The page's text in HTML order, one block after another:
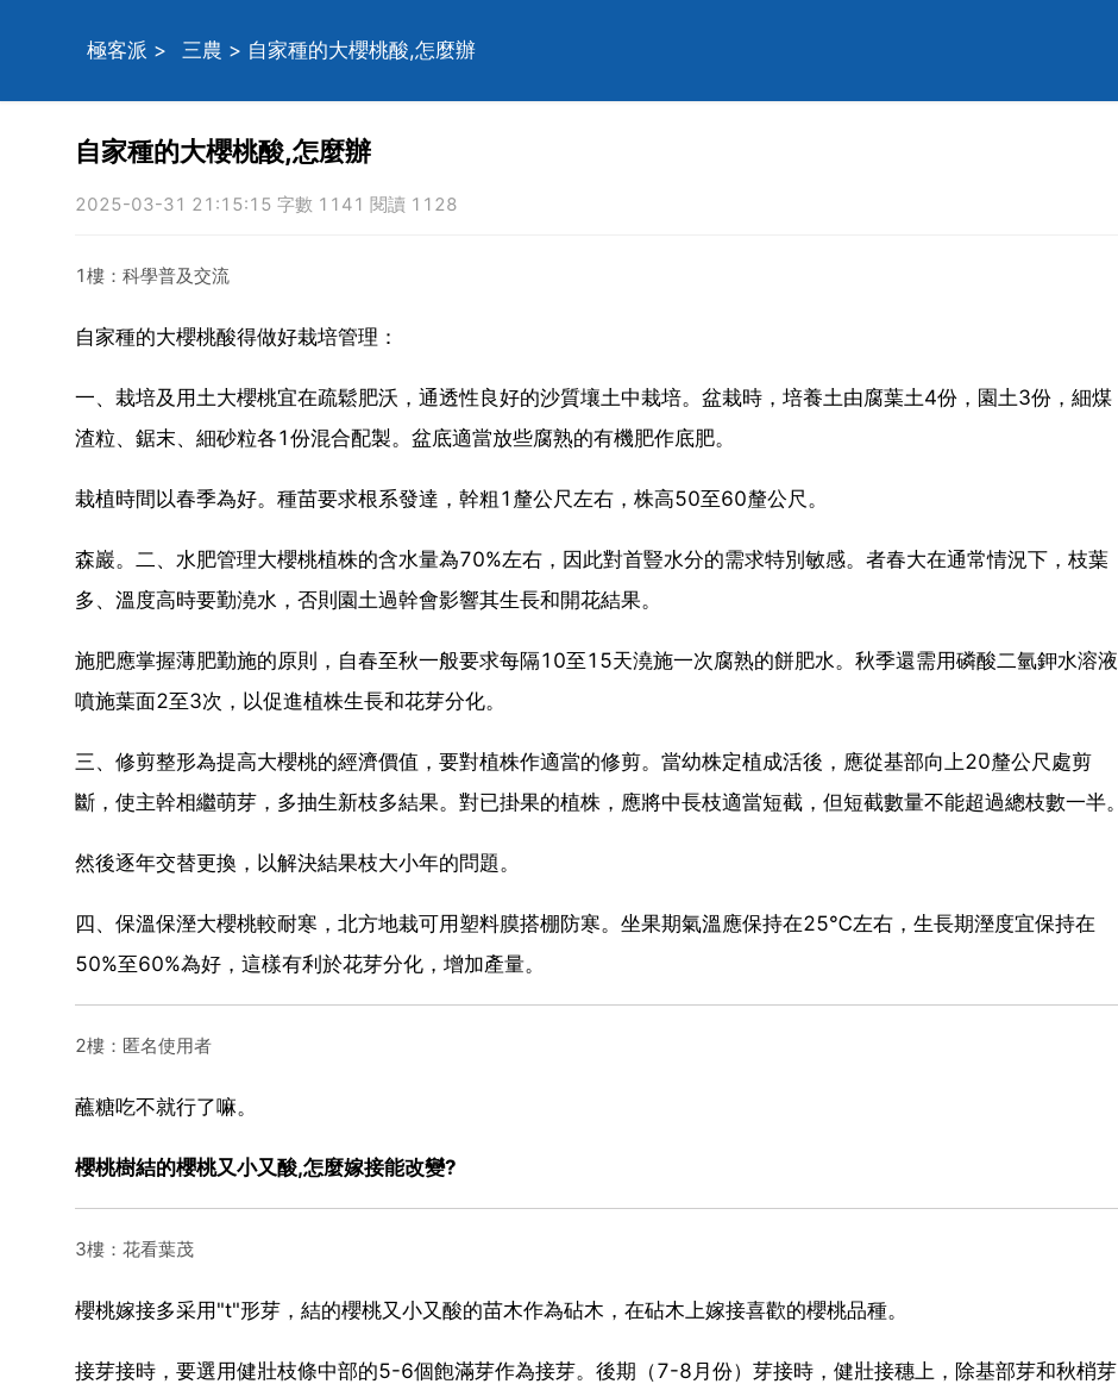
極客派 > 三農 > 自家種的大櫻桃酸,怎麼辦
自家種的大櫻桃酸,怎麼辦
2025-03-31 21:15:15 字數 1141 閱讀 1128
1樓：科學普及交流
自家種的大櫻桃酸得做好栽培管理：
一、栽培及用土大櫻桃宜在疏鬆肥沃，通透性良好的沙質壤土中栽培。盆栽時，培養土由腐葉土4份，園土3份，細煤
渣粒、鋸末、細砂粒各1份混合配製。盆底適當放些腐熟的有機肥作底肥。
栽植時間以春季為好。種苗要求根系發達，幹粗1釐公尺左右，株高50至60釐公尺。
森巖。二、水肥管理大櫻桃植株的含水量為70%左右，因此對首豎水分的需求特別敏感。者春大在通常情況下，枝葉
多、溫度高時要勤澆水，否則園土過幹會影響其生長和開花結果。
施肥應掌握薄肥勤施的原則，自春至秋一般要求每隔10至15天澆施一次腐熟的餅肥水。秋季還需用磷酸二氫鉀水溶液
噴施葉面2至3次，以促進植株生長和花芽分化。
三、修剪整形為提高大櫻桃的經濟價值，要對植株作適當的修剪。當幼株定植成活後，應從基部向上20釐公尺處剪
斷，使主幹相繼萌芽，多抽生新枝多結果。對已掛果的植株，應將中長枝適當短截，但短截數量不能超過總枝數一半。
然後逐年交替更換，以解決結果枝大小年的問題。
四、保溫保溼大櫻桃較耐寒，北方地栽可用塑料膜搭棚防寒。坐果期氣溫應保持在25℃左右，生長期溼度宜保持在
50%至60%為好，這樣有利於花芽分化，增加產量。
2樓：匿名使用者
蘸糖吃不就行了嘛。
櫻桃樹結的櫻桃又小又酸,怎麼嫁接能改變?
3樓：花看葉茂
櫻桃嫁接多采用"t"形芽，結的櫻桃又小又酸的苗木作為砧木，在砧木上嫁接喜歡的櫻桃品種。
接芽接時，要選用健壯枝條中部的5-6個飽滿芽作為接芽。後期（7-8月份）芽接時，健壯接穗上，除基部芽和秋梢芽